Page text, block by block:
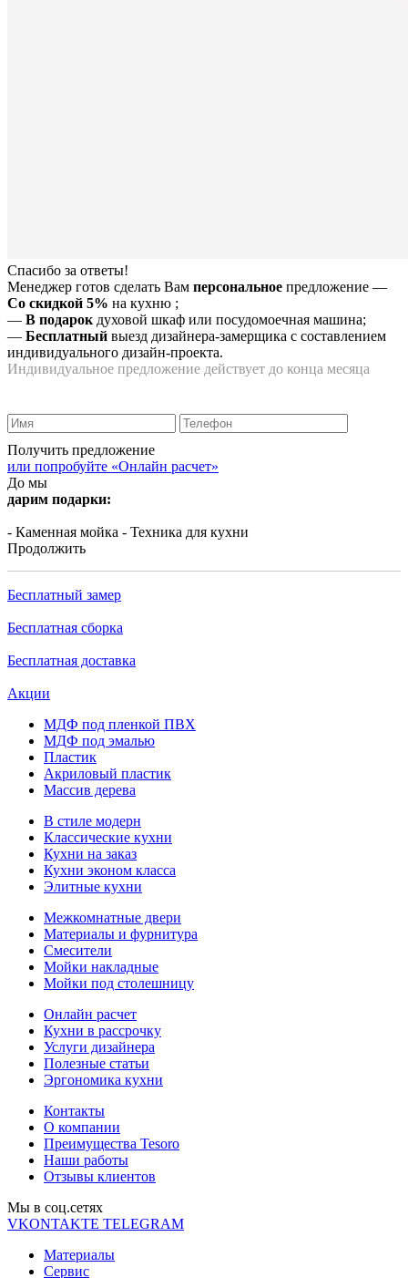
Спасибо за ответы!
Менеджер готов сделать Вам персональное предложение —
Со скидкой 5% на кухню ;
— В подарок духовой шкаф или посудомоечная машина;
— Бесплатный выезд дизайнера-замерщика с составлением
индивидуального дизайн-проекта.
Индивидуальное предложение действует до конца месяца
Получить предложение
или попробуйте «Онлайн расчет»
До мы
дарим подарки:
- Каменная мойка - Техника для кухни
Продолжить
Бесплатный замер
Бесплатная сборка
Бесплатная доставка
Акции
МДФ под пленкой ПВХ
МДФ под эмалью
Пластик
Акриловый пластик
Массив дерева
В стиле модерн
Классические кухни
Кухни на заказ
Кухни эконом класса
Элитные кухни
Межкомнатные двери
Материалы и фурнитура
Смесители
Мойки накладные
Мойки под столешницу
Онлайн расчет
Кухни в рассрочку
Услуги дизайнера
Полезные статьи
Эргономика кухни
Контакты
О компании
Преимущества Tesoro
Наши работы
Отзывы клиентов
Мы в соц.cетях
VKONTAKTE TELEGRAM
Материалы
Сервис